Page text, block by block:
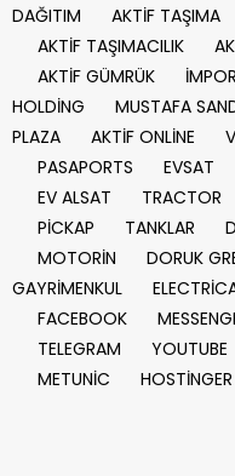
DAĞITIM
AKTİF TAŞIMA
AKTİF TAŞIMACILIK
AKTİF GÜMRÜK
HOLDİNG
MUSTAFA
PLAZA
AKTİF ONLİNE
PASAPORTS
EVSAT
EV ALSAT
TRACTOR
PİCKAP
TANKLAR
MOTORİN
DORUK
GAYRİMENKUL
FACEBOOK
TELEGRAM
YOUTUBE
METUNİC
HOSTİNGER